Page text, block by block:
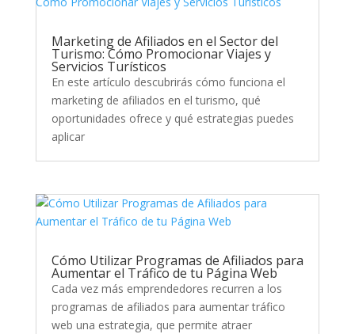
Marketing de Afiliados en el Sector del
Turismo: Cómo Promocionar Viajes y
Servicios Turísticos
En este artículo descubrirás cómo funciona el
marketing de afiliados en el turismo, qué
oportunidades ofrece y qué estrategias puedes
aplicar
Cómo Utilizar Programas de Afiliados para
Aumentar el Tráfico de tu Página Web
Cada vez más emprendedores recurren a los
programas de afiliados para aumentar tráfico
web una estrategia, que permite atraer